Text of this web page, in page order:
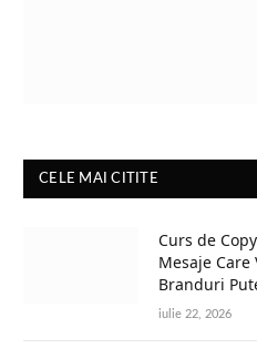
CELE MAI CITITE
Curs de
Mesaje
Branduri
iulie 22, 2026